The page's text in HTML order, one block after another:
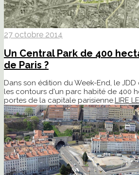
27 octobre 2014
Un Central Park de 400
de Paris ?
Dans son édition du Week-End, le
les contours d'un parc habité de 400
portes de la capitale parisienne.LIRE